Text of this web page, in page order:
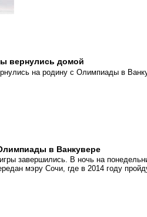
вернулись домой
на родину с Олимпиады в
в Ванкувере
завершились. В ночь на
мэру Сочи, где в 2014 году